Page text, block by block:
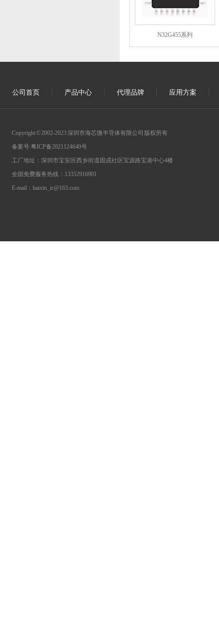
N32G455系列
公司首页 产品中心 代理品牌 应用方案
Copyright © 2002-2023 深圳市海芯微半导体有限公司 版权所有
备案号:粤ICP备2021124640号
工厂地址：深圳市宝安区西乡街道固戍社区宝源路宝港中心4楼
全国免费服务热线：13352916901
E-mail：haixin_ic@163.com